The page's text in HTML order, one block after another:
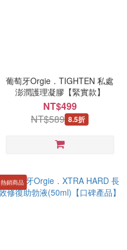
葡萄牙Orgie．TIGHTEN 私處
澎潤護理凝膠【緊實款】
NT$499
NT$589 8.5折
熱銷商品